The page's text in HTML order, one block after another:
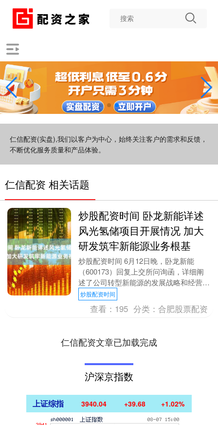
仁信配资(实盘),我们以客户为中心，始终关注客户的需求和反馈，
不断优化服务质量和产品体验。
仁信配资 相关话题
炒股配资时间 卧龙新能详述
风光氢储项目开展情况 加大
研发筑牢新能源业务根基
炒股配资时间 6月12日晚，卧龙新能
（600173）回复上交所问询函，详细阐
述了公司转型新能源的发展战略和经营计
划等。卧龙新能一方面详述公司新能源发
展战略，以及....
炒股配资时间
查看： 195 分类：合肥股票配资
仁信配资文章已加载完成
沪深京指数
上证综指 3940.04 +39.68 +1.02%